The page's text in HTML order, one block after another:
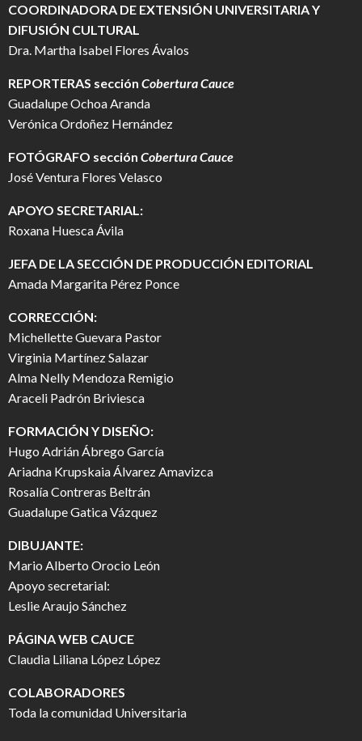
COORDINADORA DE EXTENSIÓN UNIVERSITARIA Y
DIFUSIÓN CULTURAL
Dra. Martha Isabel Flores Ávalos
REPORTERAS sección Cobertura Cauce
Guadalupe Ochoa Aranda
Verónica Ordoñez Hernández
FOTÓGRAFO sección Cobertura Cauce
José Ventura Flores Velasco
APOYO SECRETARIAL:
Roxana Huesca Ávila
JEFA DE LA SECCIÓN DE PRODUCCIÓN EDITORIAL
Amada Margarita Pérez Ponce
CORRECCIÓN:
Michellette Guevara Pastor
Virginia Martínez Salazar
Alma Nelly Mendoza Remigio
Araceli Padrón Briviesca
FORMACIÓN Y DISEÑO:
Hugo Adrián Ábrego García
Ariadna Krupskaia Álvarez Amavizca
Rosalía Contreras Beltrán
Guadalupe Gatica Vázquez
DIBUJANTE:
Mario Alberto Orocio León
Apoyo secretarial:
Leslie Araujo Sánchez
PÁGINA WEB CAUCE
Claudia Liliana López López
COLABORADORES
Toda la comunidad Universitaria